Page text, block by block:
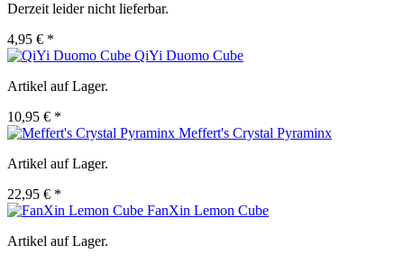
Derzeit leider nicht lieferbar.
4,95 € *
QiYi Duomo Cube
Artikel auf Lager.
10,95 € *
Meffert's Crystal Pyraminx
Artikel auf Lager.
22,95 € *
FanXin Lemon Cube
Artikel auf Lager.